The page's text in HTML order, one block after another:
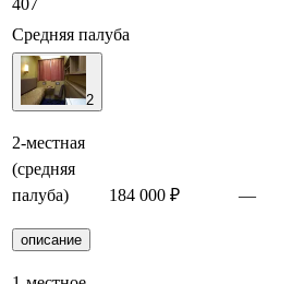
407
Средняя палуба
2
2-местная
(средняя
палуба)
описание
184 000 ₽ —